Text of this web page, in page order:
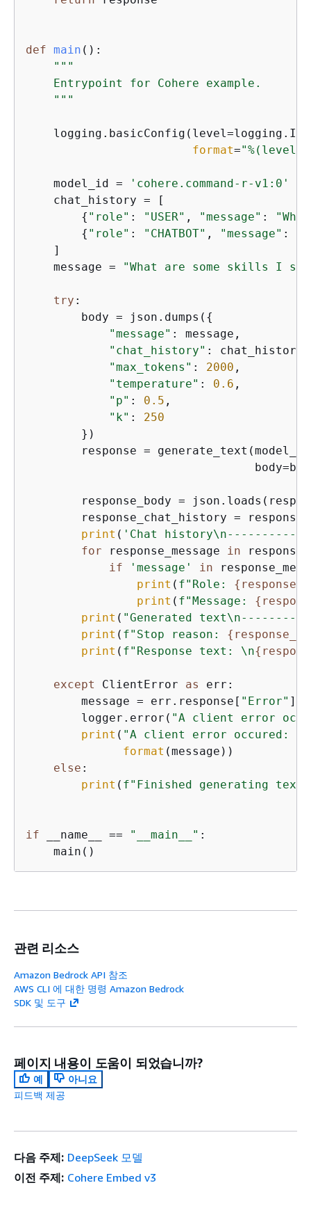
def main ():
"""
    Entrypoint for Cohere example.
    """
format=
    model_id =
'cohere.command-r-v1:0'
    chat_history = [
{ "role" : "USER" , "message" :
{ "role" : "CHATBOT" , "message" :
    ]
    message =
"What are some skills I
try :
        body = json.dumps(
{
"message" : message,
"chat_history" : chat_history,
"max_tokens" : 2000 ,
"temperature" : 0.6 ,
"p" : 0.5 ,
"k" : 250
        })
response =
response_body =
response_chat_history =
print ( 'Chat
for response_message in
if
'message' in
print ( f"Role: {
print ( f"Message: {
print ( "Generated
print ( f"Stop reason: {
print ( f"Response text: \n{
except ClientError as
err:
        message = err.response[
"Error" ][
        logger.error(
"A client error
print ( "A client error occured: "
format (message))
else :
print ( f"Finished generating text
if __name__ == "__main__" :
관련 리소스
Amazon Bedrock API 참조
AWS CLI 에 대한 명령 Amazon Bedrock
SDK 및 도구
페이지 내용이 도움이 되었습니까?
예
아니요
피드백 제공
다음 주제: DeepSeek 모델
이전 주제: Cohere Embed v3